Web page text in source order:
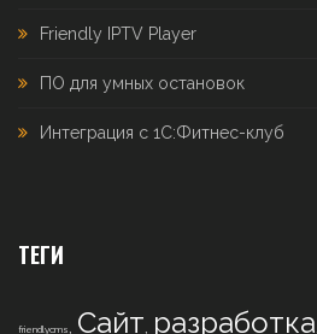
Friendly IPTV Player
ПО для умных остановок
Интеграция с 1С:Фитнес-клуб
ТЕГИ
friendlycms , Сайт, разработка